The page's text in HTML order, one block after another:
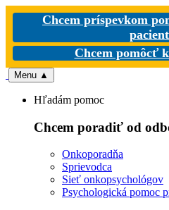
Chcem príspevkom
Chcem pomôcť
Menu ▲
Hľadám pomoc
Chcem poradiť od
Onkoporadňa
Sprievodca
Sieť onkopsychológov
Psychologická pomoc